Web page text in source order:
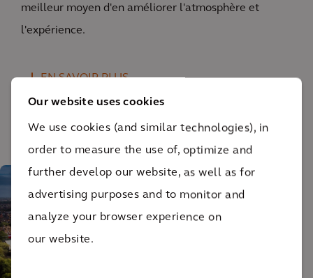
Our website uses cookies
We use cookies (and similar technologies), in
order to measure the use of, optimize and
further develop our website, as well as for
advertising purposes and to monitor and
analyze your browser experience on
our website.
meilleur moyen d'en améliorer l'atmosphère et
l'expérience.
EN SAVOIR PLUS